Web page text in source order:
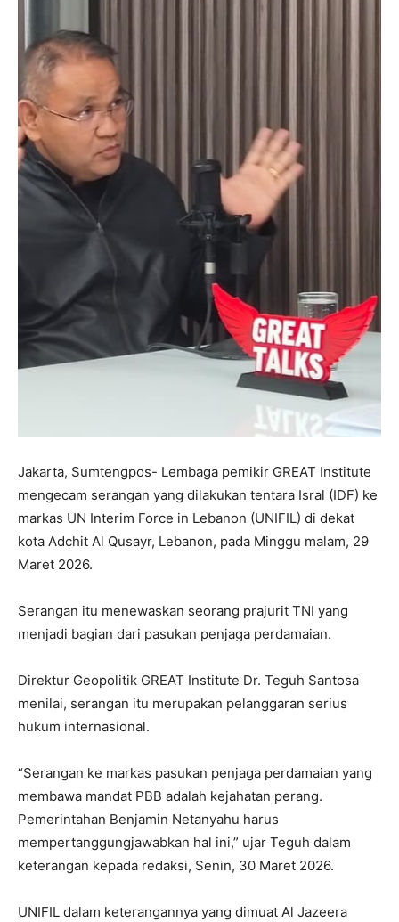
Jakarta, Sumtengpos- Lembaga pemikir GREAT Institute
mengecam serangan yang dilakukan tentara Isral (IDF) ke
markas UN Interim Force in Lebanon (UNIFIL) di dekat
kota Adchit Al Qusayr, Lebanon, pada Minggu malam, 29
Maret 2026.
Serangan itu menewaskan seorang prajurit TNI yang
menjadi bagian dari pasukan penjaga perdamaian.
Direktur Geopolitik GREAT Institute Dr. Teguh Santosa
menilai, serangan itu merupakan pelanggaran serius
hukum internasional.
“Serangan ke markas pasukan penjaga perdamaian yang
membawa mandat PBB adalah kejahatan perang.
Pemerintahan Benjamin Netanyahu harus
mempertanggungjawabkan hal ini,” ujar Teguh dalam
keterangan kepada redaksi, Senin, 30 Maret 2026.
UNIFIL dalam keterangannya yang dimuat Al Jazeera